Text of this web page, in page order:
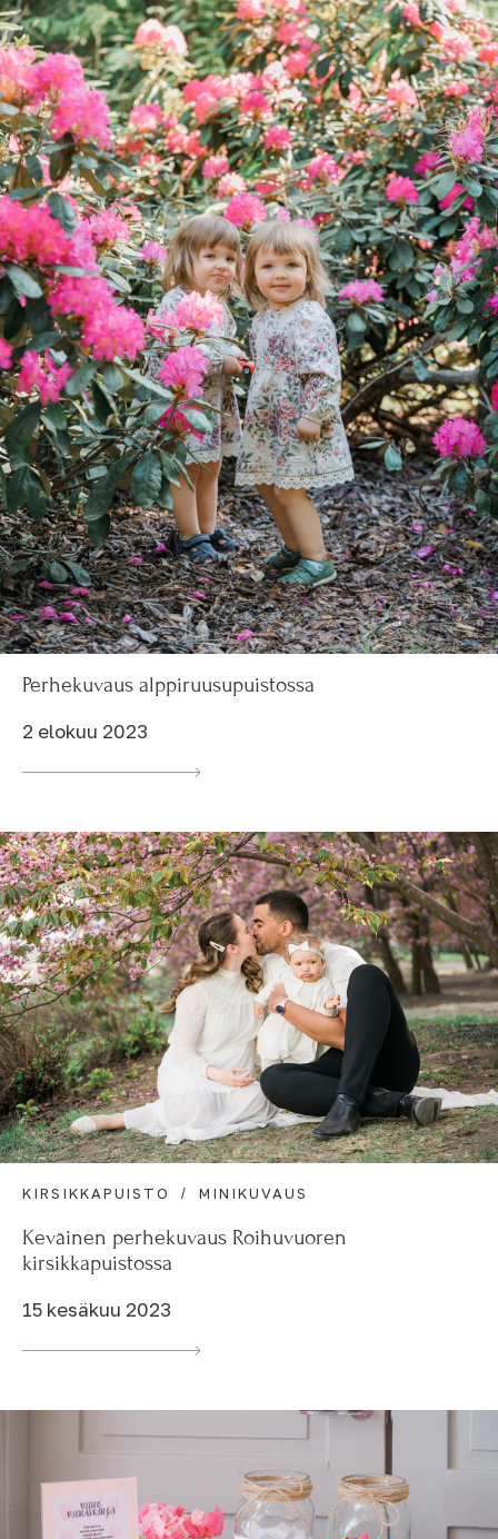
Perhekuvaus alppiruusupuistossa
2 elokuu 2023
KIRSIKKAPUISTO MINIKUVAUS
Keväinen perhekuvaus Roihuvuoren
kirsikkapuistossa
15 kesäkuu 2023